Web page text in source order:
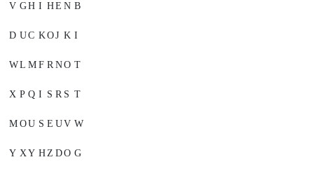
V GH I HE N B
D UC KOJ K I
WL M F R NO T
X P Q I S R S T
M OU S E UV W
Y XY HZ DO G